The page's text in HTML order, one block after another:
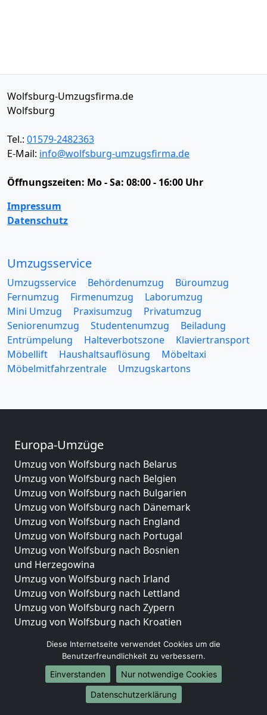
Wolfsburg-Umzugsfirma.de
Wolfsburg
Tel.: 01579-2482363
E-Mail: info@wolfsburg-umzugsfirma.de
Öffnungszeiten: Mo - Sa: 08:00 - 16:00 Uhr
Impressum
Datenschutz
Umzugsservice
Umzugsservice Behördenumzug
Büroumzug
Fernumzug
Firmenumzug
Laborumzug
Mini Umzug
Praxisumzug
Privatumzug
Seniorenumzug
Studentenumzug
Beiladung
Entrümpelung
Halteverbotszone
Klaviertransport
Möbellift
Haushaltsauflösung
Möbeltaxi
Möbelmitfahrzentrale
Umzugskartons
Europa-Umzüge
Umzug von Wolfsburg nach Belarus
Umzug von Wolfsburg nach Belgien
Umzug von Wolfsburg nach Bulgarien
Umzug von Wolfsburg nach Dänemark
Umzug von Wolfsburg nach England
Umzug von Wolfsburg nach Portugal
Umzug von Wolfsburg nach Bosnien
und Herzegowina
Umzug von Wolfsburg nach Irland
Umzug von Wolfsburg nach Lettland
Umzug von Wolfsburg nach Zypern
Umzug von Wolfsburg nach Kroatien
Umzug von Wolfsburg nach Finnland
Umzug von Wolfsburg nach Frankreich
Umzug von Wolfsburg nach Griechenland
Umzug von Wolfsburg nach Italien
Umzug von Wolfsburg nach Liechtenstein
Diese Internetseite verwendet Cookies um die
Benutzerfreundlichkeit zu verbessern.
Einverstanden
Nur notwendige Cookies
Datenschutzerklärung